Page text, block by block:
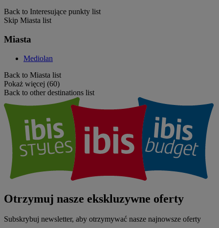
Back to Interesujące punkty list
Skip Miasta list
Miasta
Mediolan
Back to Miasta list
Pokaż więcej (60)
Back to other destinations list
Otrzymuj nasze ekskluzywne oferty
Subskrybuj newsletter, aby otrzymywać nasze najnowsze oferty